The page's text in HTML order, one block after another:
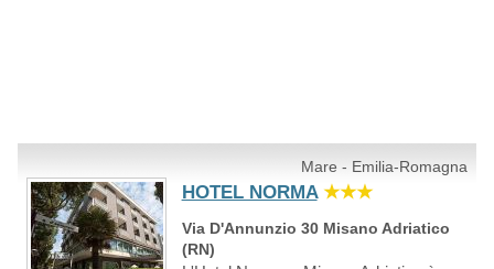
Mare - Emilia-Romagna
HOTEL NORMA ★★★
Via D'Annunzio 30 Misano Adriatico
(RN)